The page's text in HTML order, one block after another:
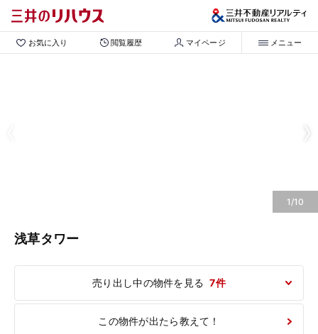
お気に入り 閲覧履歴 マイページ メニュー
1/10
浅草タワー
売り出し中の物件を見る 7件
この物件が出たら教えて！